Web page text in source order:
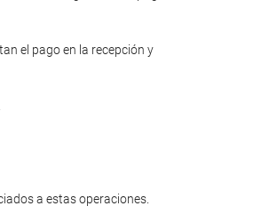
el pago en la recepción y
a estas operaciones.